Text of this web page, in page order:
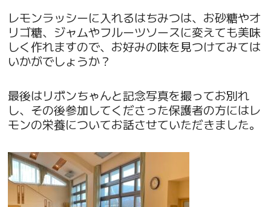
レモンラッシーに入れるはちみつは、お砂糖やオ
リゴ糖、ジャムやフルーツソースに変えても美味
しく作れますので、お好みの味を見つけてみては
いかがでしょうか？
最後はリボンちゃんと記念写真を撮ってお別れ
し、その後参加してくださった保護者の方にはレ
モンの栄養についてお話させていただきました。